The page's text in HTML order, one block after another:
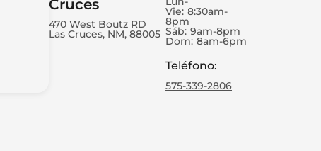
Cruces
470 West Boutz RD
Las Cruces, NM, 88005
Vie: 8:30am-
8pm
Sáb: 9am-8pm
Dom: 8am-6pm
Teléfono:
575-339-2806